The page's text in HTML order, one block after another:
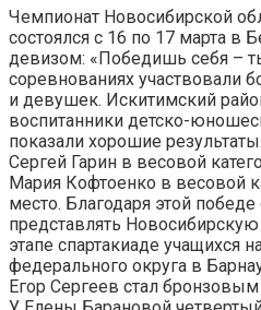
Чемпионат Новосибирской
состоялся с 16 по 17 марта в
девизом: «Победишь себя –
соревнованиях участвовали
и девушек. Искитимский
воспитанники детско-
показали хорошие результаты.
Сергей Гарин в весовой
Мария Кофтоенко в весовой
место. Благодаря этой
представлять
этапе спартакиаде учащихся
федерального округа в
Егор Сергеев стал